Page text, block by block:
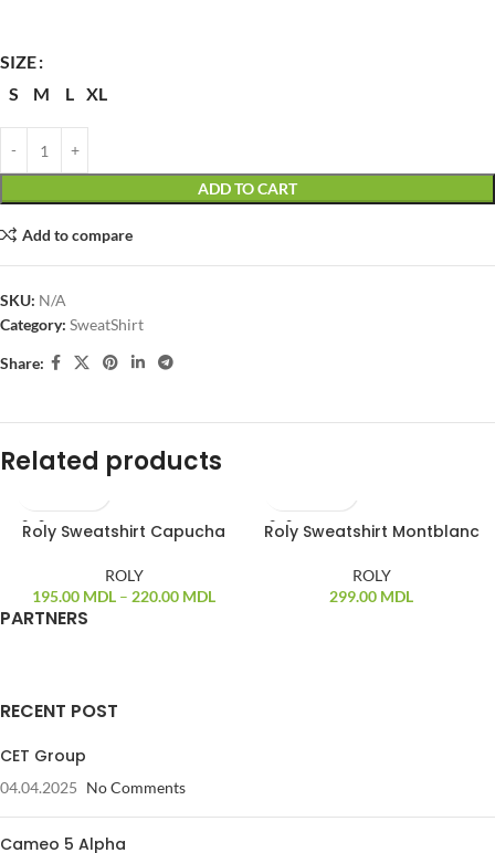
SIZE
S
M L XL
ADD TO CART
Add to compare
SKU: N/A
Category: SweatShirt
Share:
Related products
Roly Sweatshirt Capucha
ROLY
195.00 MDL – 220.00 MDL
Roly Sweatshirt Montblanc
ROLY
299.00 MDL
PARTNERS
RECENT POST
CET Group
04.04.2025 No Comments
Cameo 5 Alpha